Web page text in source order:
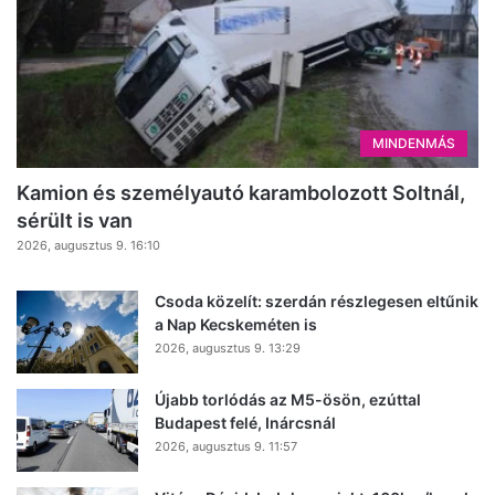
MINDENMÁS
Kamion és személyautó karambolozott Soltnál,
sérült is van
2026, augusztus 9. 16:10
Csoda közelít: szerdán részlegesen eltűnik
a Nap Kecskeméten is
2026, augusztus 9. 13:29
Újabb torlódás az M5-ösön, ezúttal
Budapest felé, Inárcsnál
2026, augusztus 9. 11:57